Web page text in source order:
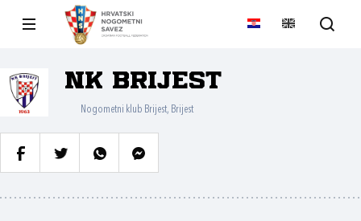
NK Brijest
Nogometni klub Brijest, Brijest